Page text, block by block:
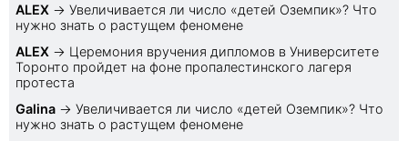
ALEX → Увеличивается ли число «детей Оземпик»? Что
нужно знать о растущем феномене
ALEX → Церемония вручения дипломов в Университете
Торонто пройдет на фоне пропалестинского лагеря
протеста
Galina → Увеличивается ли число «детей Оземпик»? Что
нужно знать о растущем феномене